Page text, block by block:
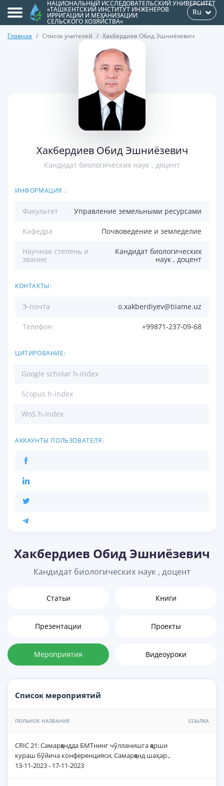
НАЦИОНАЛЬНЫЙ ИССЛЕДОВАТЕЛЬСКИЙ УНИВЕРСИТЕТ
«ТАШКЕНТСКИЙ ИНСТИТУТ ИНЖЕНЕРОВ
ИРРИГАЦИИ И МЕХАНИЗАЦИИ
СЕЛЬСКОГО ХОЗЯЙСТВА»
Ru
Главная Список учителей Хакбердиев Обид Эшниёзевич
Хакбердиев Обид Эшниёзевич
Кандидат биологических наук , доцент
ИНФОРМАЦИЯ :
Факультет Управление земельными ресурсами
Кафедра Почвоведение и земледелие
Научная степень и
звание
Кандидат биологических
наук , доцент
КОНТАКТЫ:
Э-почта o.xakberdiyev@tiiame.uz
Телефон +99871-237-09-68
ЦИТИРОВАНИЕ:
Google scholar h-index
Scopus h-index
WoS h-index
АККАУНТЫ ПОЛЬЗОВАТЕЛЯ:
Хакбердиев Обид Эшниёзевич
Кандидат биологических наук , доцент
Статьи Книги
Презентации Проекты
Мероприятия Видеоуроки
Список мероприятий
ПОЛЬНОЕ НАЗВАНИЕ ССЫЛКА
CRIC 21: Самарқандда БМТнинг чўлланишга қарши
кураш бўйича конференцияси, Самарқанд шаҳар.,
13-11-2023 - 17-11-2023